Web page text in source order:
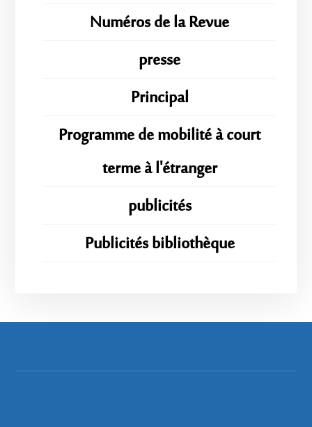
Numéros de la Revue
presse
Principal
Programme de mobilité à court
terme à l'étranger
publicités
Publicités bibliothèque